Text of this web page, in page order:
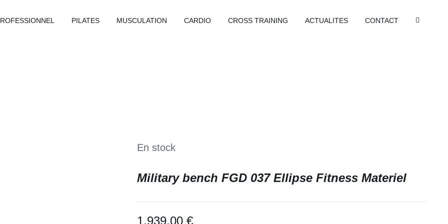
PILATES MUSCULATION CARDIO CROSS TRAINING ACTUALITES CONTACT
En stock
Military bench FGD 037 Ellipse Fitness Materiel
1.939,00€